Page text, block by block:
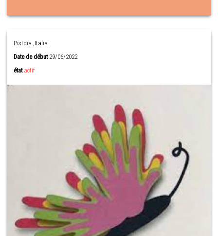
Pistoia ,Italia
Date de début29/06/2022
état actif